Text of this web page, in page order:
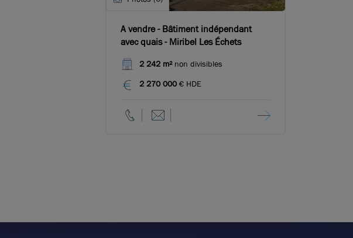
A vendre - Bâtiment indépendant
avec quais - Miribel Les Échets
2 242 m²non divisibles
2 270 000 € HDE